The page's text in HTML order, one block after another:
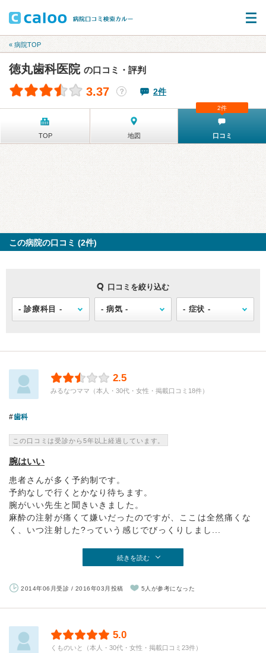
« 病院TOP
徳丸歯科医院 の口コミ・評判
3.37 ？ 2件
TOP 地図 口コミ
2件
この病院の口コミ (2件)
口コミを絞り込む
2.5
みるなつママ（本人・30代・女性・掲載口コミ18件）
歯科
この口コミは受診から5年以上経過しています。
腕はいい
患者さんが多く予約制です。
予約なしで行くとかなり待ちます。
腕がいい先生と聞きいきました。
麻酔の注射が痛くて嫌いだったのですが、ここは全然痛くな
く、いつ注射した?っていう感じでびっくりしまし...
続きを読む
2014年06月受診 / 2016年03月投稿 5人が参考になった
5.0
くものいと（本人・30代・女性・掲載口コミ23件）